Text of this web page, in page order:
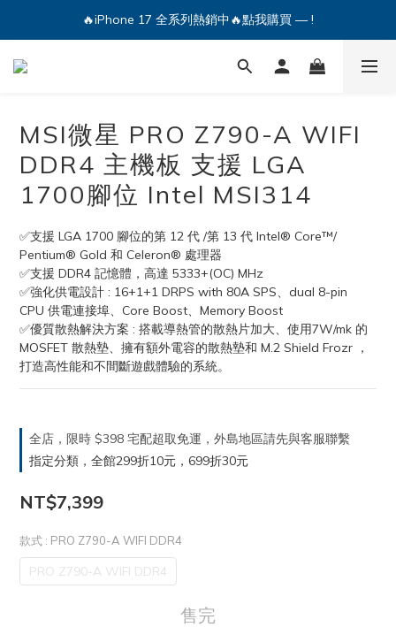
🔥iPhone 17 全系列熱銷中🔥點我購買 — !
💕加入Q哥 Line 新好友領優惠券！🎫
🔥iPhone 17 全系列熱銷中🔥點我購買 — !
MSI微星 PRO Z790-A WIFI
DDR4 主機板 支援 LGA
1700腳位 Intel MSI314
✅支援 LGA 1700 腳位的第 12 代 /第 13 代 Intel® Core™/
Pentium® Gold 和 Celeron® 處理器
✅支援 DDR4 記憶體，高達 5333+(OC) MHz
✅強化供電設計 : 16+1+1 DRPS with 80A SPS、dual 8-pin
CPU 供電連接埠、Core Boost、Memory Boost
✅優質散熱解決方案 : 搭載導熱管的散熱片加大、使用7W/mk 的
MOSFET 散熱墊、擁有額外電容的散熱墊和 M.2 Shield Frozr ，
打造高性能和不間斷遊戲體驗的系統。
全店，限時 $398 宅配超取免運，外島地區請先與客服聯繫
指定分類，全館299折10元，699折30元
NT$7,399
款式 : PRO Z790-A WIFI DDR4
PRO Z790-A WIFI DDR4
售完